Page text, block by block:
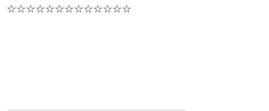
☆☆☆☆☆☆☆☆☆☆☆☆☆